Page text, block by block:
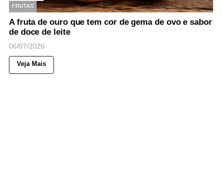
FRUTAS
A fruta de ouro que tem cor de gema de ovo e sabor
de doce de leite
06/07/2026
Veja Mais